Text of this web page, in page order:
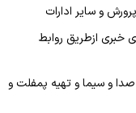
خبری ازطریق روابط
و سیما و تهیه پمفلت و